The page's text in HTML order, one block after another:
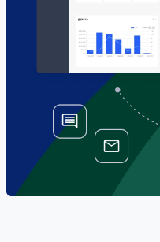
Commerce DX for
エンタープライズ
コマースDXプロジェ
ecforceでできること
ECサイト構築 / 新
パーソナルケア/ヘ
ヘルス/ウェルネス
フード/ドリンク
施策事例
カテゴリーから資料を探
トレンド・ノウハウ
セミナーレポート
イベント
イベント・セミナーを探
近日開催予定のセミ
今すぐ視聴可能な